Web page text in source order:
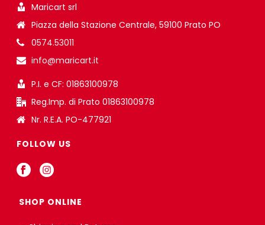
Maricart srl
Piazza della Stazione Centrale, 59100 Prato PO
0574.53011
info@maricart.it
P.I. e CF: 01863100978
Reg.Imp. di Prato 01863100978
Nr. R.E.A. PO-477921
FOLLOW US
SHOP ONLINE